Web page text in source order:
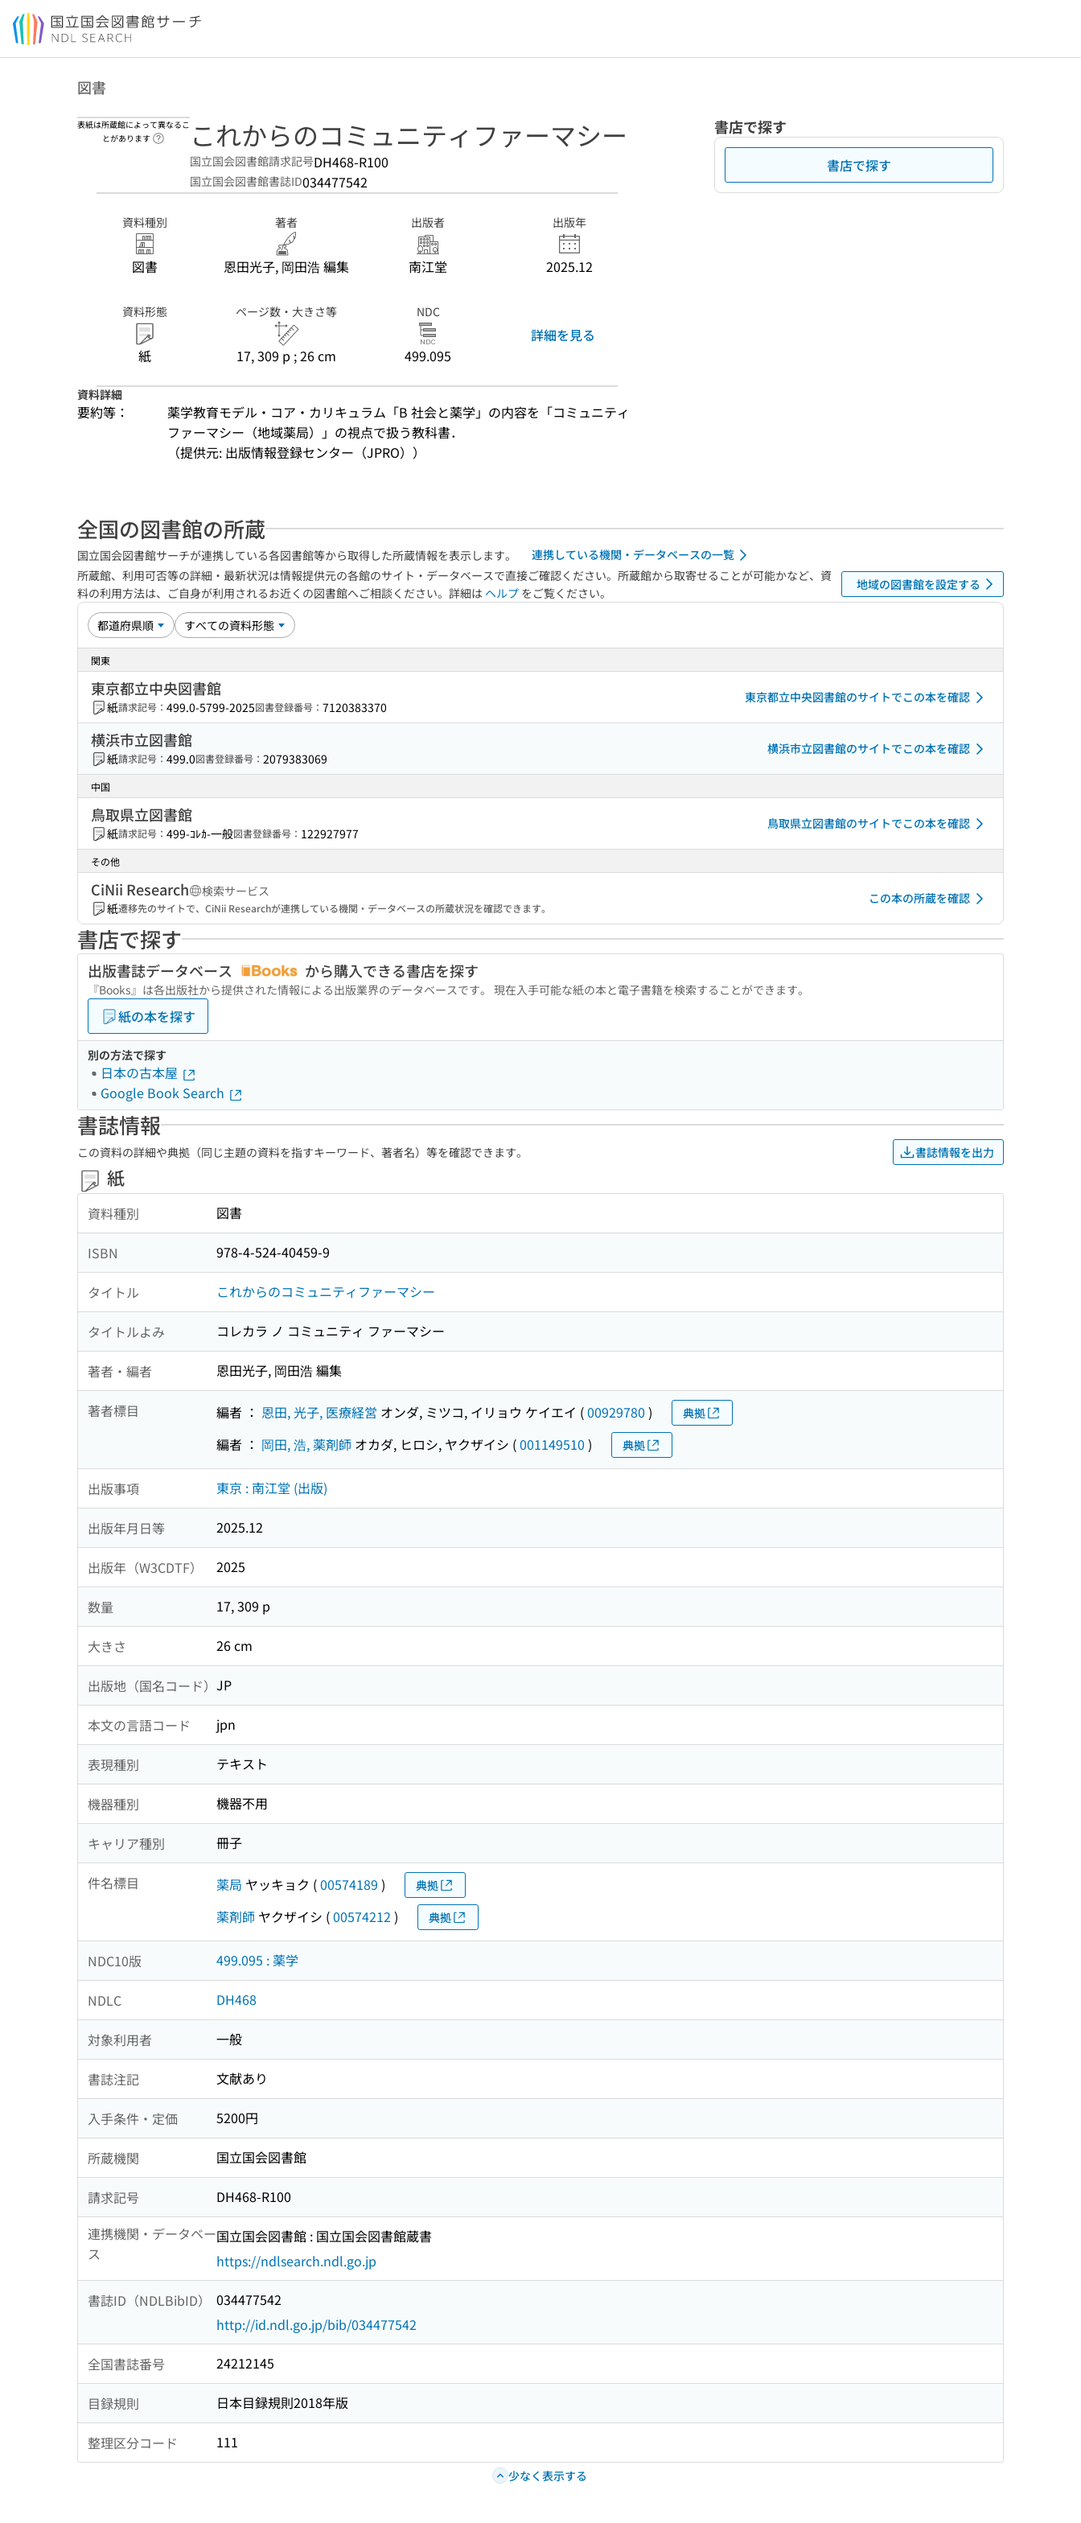
本文へ移動
図書
表紙は所蔵館によって異なるこ
とがあります
ヘルプページへのリンク
これからのコミュニティファーマシー
国立国会図書館請求記号DH468-R100
国立国会図書館書誌ID034477542
資料種別
図書
著者
恩田光子, 岡田浩 編集
出版者
南江堂
出版年
2025.12
資料形態
紙
ページ数・大きさ等
17, 309 p ; 26 cm
NDC
499.095
詳細を見る
資料詳細
要約等：
薬学教育モデル・コア・カリキュラム「B 社会と薬学」の内容を「コミュニティ
ファーマシー（地域薬局）」の視点で扱う教科書．
（提供元: 出版情報登録センター（JPRO））
書店で探す
書店で探す
全国の図書館の所蔵
国立国会図書館サーチが連携している各図書館等から取得した所蔵情報を表示します。
連携している機関・データベースの一覧
所蔵館、利用可否等の詳細・最新状況は情報提供元の各館のサイト・データベースで直接ご確認ください。所蔵館から取寄せることが可能かなど、資
料の利用方法は、ご自身が利用されるお近くの図書館へご相談ください。詳細は ヘルプ をご覧ください。
地域の図書館を設定する
関東
東京都立中央図書館
紙請求記号： 499.0-5799-2025図書登録番号： 7120383370
東京都立中央図書館のサイトでこの本を確認
横浜市立図書館
紙請求記号： 499.0図書登録番号： 2079383069
横浜市立図書館のサイトでこの本を確認
中国
鳥取県立図書館
紙請求記号： 499-ｺﾚｶ-一般図書登録番号： 122927977
鳥取県立図書館のサイトでこの本を確認
その他
CiNii Research
検索サービス
紙遷移先のサイトで、CiNii Researchが連携している機関・データベースの所蔵状況を確認できます。
この本の所蔵を確認
書店で探す
出版書誌データベース から購入できる書店を探す
『Books』は各出版社から提供された情報による出版業界のデータベースです。 現在入手可能な紙の本と電子書籍を検索することができます。
紙の本を探す
別の方法で探す
日本の古本屋
Google Book Search
書誌情報
この資料の詳細や典拠（同じ主題の資料を指すキーワード、著者名）等を確認できます。 書誌情報を出力
紙
資料種別 図書
ISBN 978-4-524-40459-9
タイトル これからのコミュニティファーマシー
タイトルよみ コレカラ ノ コミュニティ ファーマシー
著者・編者 恩田光子, 岡田浩 編集
著者標目 編者 ： 恩田, 光子, 医療経営 オンダ, ミツコ, イリョウ ケイエイ (00929780 ) 典拠
編者 ： 岡田, 浩, 薬剤師 オカダ, ヒロシ, ヤクザイシ (001149510 ) 典拠
出版事項 東京 : 南江堂 (出版)
出版年月日等 2025.12
出版年（W3CDTF） 2025
数量 17, 309 p
大きさ 26 cm
出版地（国名コード） JP
本文の言語コード jpn
表現種別 テキスト
機器種別 機器不用
キャリア種別 冊子
件名標目 薬局 ヤッキョク (00574189 ) 典拠
薬剤師 ヤクザイシ (00574212 ) 典拠
NDC10版 499.095 : 薬学
NDLC DH468
対象利用者 一般
書誌注記 文献あり
入手条件・定価 5200円
所蔵機関 国立国会図書館
請求記号
DH468-R100
連携機関・データベー
ス
国立国会図書館 : 国立国会図書館蔵書
https://ndlsearch.ndl.go.jp
書誌ID（NDLBibID）
034477542
http://id.ndl.go.jp/bib/034477542
全国書誌番号 24212145
目録規則 日本目録規則2018年版
整理区分コード 111
少なく表示する